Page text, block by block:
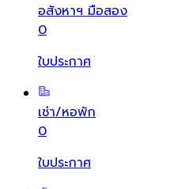
อสังหาฯ มือสอง
0
ใบประกาศ
เช่า/หอพัก
0
ใบประกาศ